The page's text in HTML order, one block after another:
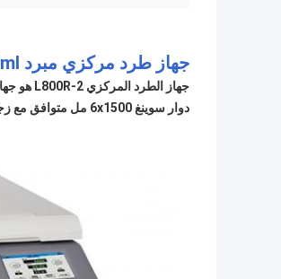
جهاز طرد مركزي مبرد Cence 5.5kW Power Suppy 6x1500ml جهاز طرد مركزي بسعة كبيرة
جهاز الطرد المركزي L800R-2 هو جهاز طرد مركزي ذكي جديد مطور مع تكنولوجيا دولية متقدمة.
دوار سوينغ 6x1500 مل متوافق مع زجاجة Cence / Xiangyi الفريدة 1500 مل ، لتحسين كفاءة إنتاج المنتجات الصيدلانية الحيوية والكيميائية.